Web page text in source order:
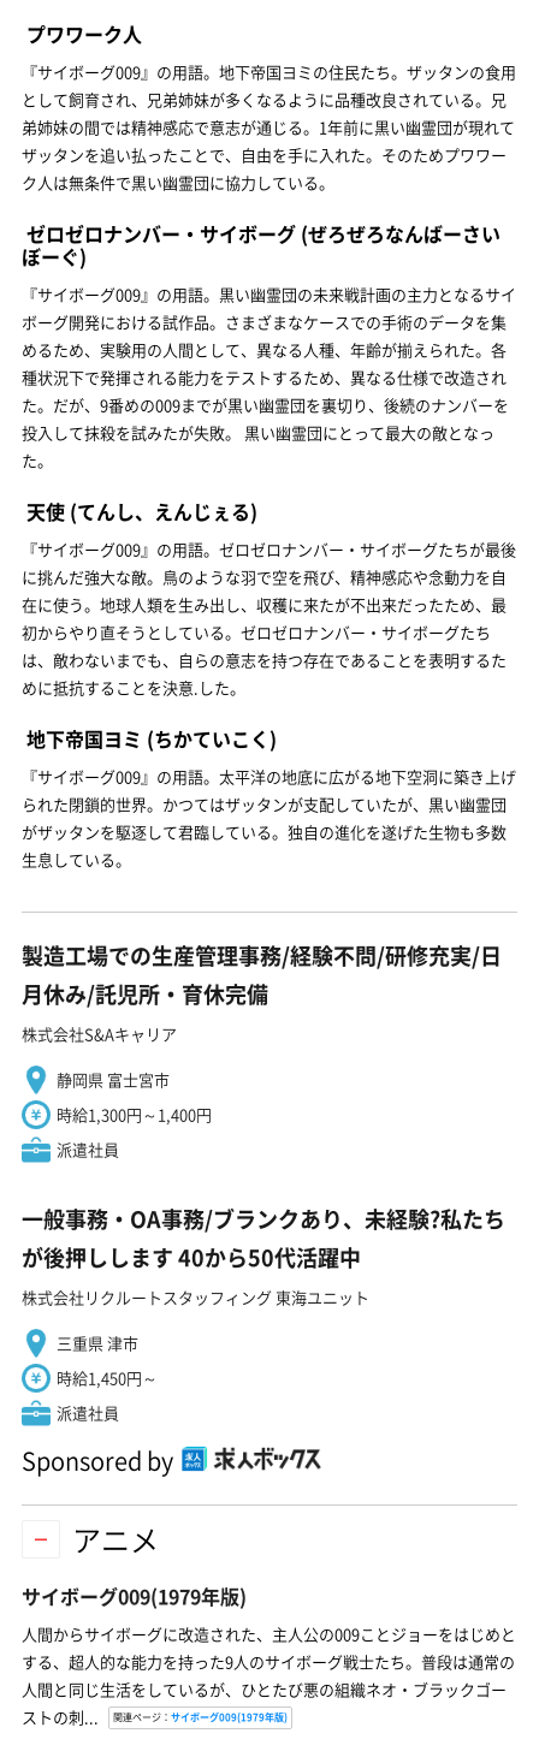
プワワーク人
『サイボーグ009』の用語。地下帝国ヨミの住民たち。ザッタンの食用
として飼育され、兄弟姉妹が多くなるように品種改良されている。兄
弟姉妹の間では精神感応で意志が通じる。1年前に黒い幽霊団が現れて
ザッタンを追い払ったことで、自由を手に入れた。そのためプワワー
ク人は無条件で黒い幽霊団に協力している。
ゼロゼロナンバー・サイボーグ (ぜろぜろなんばーさい
ぼーぐ)
『サイボーグ009』の用語。黒い幽霊団の未来戦計画の主力となるサイ
ボーグ開発における試作品。さまざまなケースでの手術のデータを集
めるため、実験用の人間として、異なる人種、年齢が揃えられた。各
種状況下で発揮される能力をテストするため、異なる仕様で改造され
た。だが、9番めの009までが黒い幽霊団を裏切り、後続のナンバーを
投入して抹殺を試みたが失敗。 黒い幽霊団にとって最大の敵となっ
た。
天使 (てんし、えんじぇる)
『サイボーグ009』の用語。ゼロゼロナンバー・サイボーグたちが最後
に挑んだ強大な敵。鳥のような羽で空を飛び、精神感応や念動力を自
在に使う。地球人類を生み出し、収穫に来たが不出来だったため、最
初からやり直そうとしている。ゼロゼロナンバー・サイボーグたち
は、敵わないまでも、自らの意志を持つ存在であることを表明するた
めに抵抗することを決意.した。
地下帝国ヨミ (ちかていこく)
『サイボーグ009』の用語。太平洋の地底に広がる地下空洞に築き上げ
られた閉鎖的世界。かつてはザッタンが支配していたが、黒い幽霊団
がザッタンを駆逐して君臨している。独自の進化を遂げた生物も多数
生息している。
製造工場での生産管理事務/経験不問/研修充実/日
月休み/託児所・育休完備
株式会社S&Aキャリア
静岡県 富士宮市
時給1,300円～1,400円
派遣社員
一般事務・OA事務/ブランクあり、未経験?私たち
が後押しします 40から50代活躍中
株式会社リクルートスタッフィング 東海ユニット
三重県 津市
時給1,450円～
派遣社員
Sponsored by
アニメ
サイボーグ009(1979年版)
人間からサイボーグに改造された、主人公の009ことジョーをはじめと
する、超人的な能力を持った9人のサイボーグ戦士たち。普段は通常の
人間と同じ生活をしているが、ひとたび悪の組織ネオ・ブラックゴー
ストの刺...
関連ページ： サイボーグ009(1979年版)